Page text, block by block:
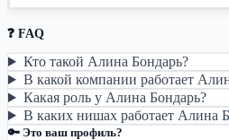
❓ FAQ
Кто такой Алина Бондарь?
В какой компании работает
Какая роль у Алина Бондарь?
В каких нишах работает Алина
🔑 Это ваш профиль?